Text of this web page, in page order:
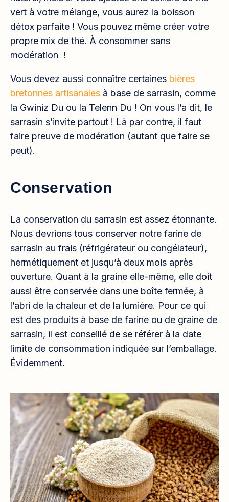
vert à votre mélange, vous aurez la boisson
détox parfaite ! Vous pouvez même créer votre
propre mix de thé. À consommer sans
modération !
Vous devez aussi connaître certaines bières
bretonnes artisanales à base de sarrasin, comme
la Gwiniz Du ou la Telenn Du ! On vous l’a dit, le
sarrasin s’invite partout ! Là par contre, il faut
faire preuve de modération (autant que faire se
peut).
Conservation
La conservation du sarrasin est assez étonnante.
Nous devrions tous conserver notre farine de
sarrasin au frais (réfrigérateur ou congélateur),
hermétiquement et jusqu’à deux mois après
ouverture. Quant à la graine elle-même, elle doit
aussi être conservée dans une boîte fermée, à
l’abri de la chaleur et de la lumière. Pour ce qui
est des produits à base de farine ou de graine de
sarrasin, il est conseillé de se référer à la date
limite de consommation indiquée sur l’emballage.
Évidemment.